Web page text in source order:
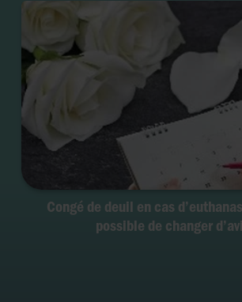
Congé de deuil en cas
possible de changer